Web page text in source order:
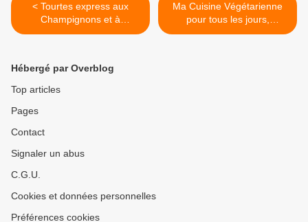
< Tourtes express aux
Champignons et à
l'Estragon, et Astuces
Ma Cuisine Végétarienne
pour tous les jours,
Garance Leureux >
Hébergé par Overblog
Top articles
Pages
Contact
Signaler un abus
C.G.U.
Cookies et données personnelles
Préférences cookies